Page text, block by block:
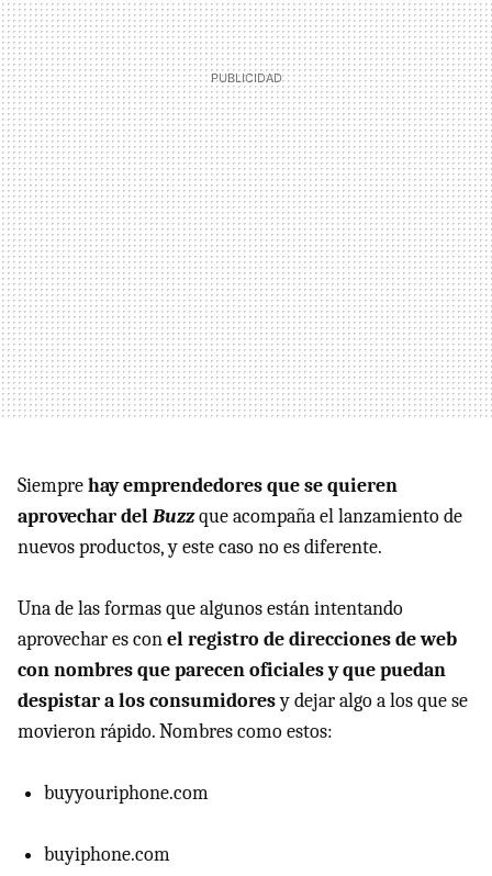
Siemprehay emprendedores que se quieren
aprovechar delBuzzque acompaña el lanzamiento de
nuevos productos, y este caso no es diferente.
Una de las formas que algunos están intentando
aprovechar es conel registro de direcciones de web
con nombres que parecen oficiales y que puedan
despistar a los consumidoresy dejar algo a los que se
movieron rápido. Nombres como estos:
buyyouriphone.com
buyiphone.com